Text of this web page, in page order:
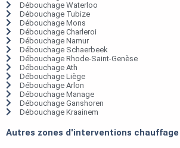
Débouchage Waterloo
Débouchage Tubize
Débouchage Mons
Débouchage Charleroi
Débouchage Namur
Débouchage Schaerbeek
Débouchage Rhode-Saint-Genèse
Débouchage Ath
Débouchage Liège
Débouchage Arlon
Débouchage Manage
Débouchage Ganshoren
Débouchage Kraainem
Autres zones d'interventions chauffage